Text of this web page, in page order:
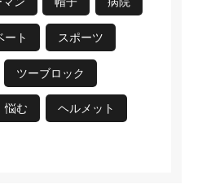
ート スポーツ
ツーブロック
悩む ヘルメット